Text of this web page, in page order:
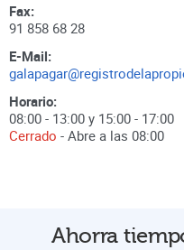
Fax:
91 858 68 28
E-Mail:
Horario:
08:00 - 13:00 y 15:00 - 17:00
Cerrado - Abre a las 08:00
Ahorra